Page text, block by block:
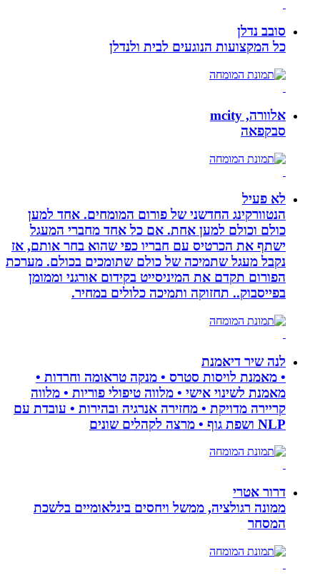
סובב נדלן
כל המקצועות הנוגעים לבית ולנדלן
אלוורה, mcity
סבקפאה
לא פעיל
הנטוורקינג החדשני של פורום המומחים. אחד למען
כולם וכולם למען אחת. אם כל אחד מחברי המעגל
ישתף את הכרטיס עם חבריו כפי שהוא בחר אותם, אז
נקבל מעגל שתמיכה של כולם שתומכים בכולם. מערכת
הפורום תקדם את המיניסייט בקידום אורגני וממומן
בפייסבוק.. תחזוקה ותמיכה כלולים במחיר.
לנה שיר דיאמנת
• מאמנת לויסות סטרס • מנקה טראומה וחרדות •
מאמנת לשינוי אישי • מלווה טיפולי פוריות • מלווה
קריירה מדויקת • מחזירה אנרגיה ובהירות • עובדת עם
NLP ושפת גוף • מרצה לקהלים שונים
דרור אטרי
ממונה רגולציה, ממשל ויחסים בינלאומיים בלשכת
המסחר